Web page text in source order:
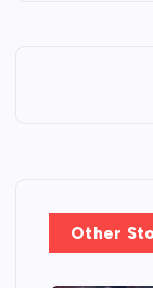
Other